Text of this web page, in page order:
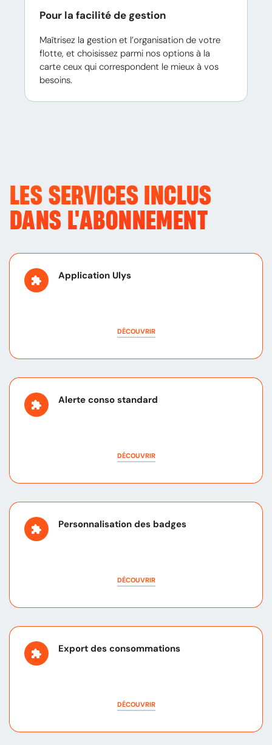
Pour la facilité de gestion
Maîtrisez la gestion et l’organisation de votre
flotte, et choisissez parmi nos options à la
carte ceux qui correspondent le mieux à vos
besoins.
LES SERVICES
INCLUS
DANS L'ABONNEMENT
Application Ulys
DÉCOUVRIR
Alerte conso standard
DÉCOUVRIR
Personnalisation des badges
DÉCOUVRIR
Export des consommations
DÉCOUVRIR